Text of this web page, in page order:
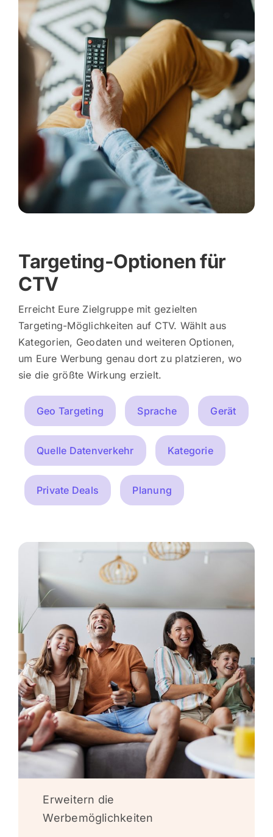
Targeting-Optionen für
CTV
Erreicht Eure Zielgruppe mit gezielten
Targeting-Möglichkeiten auf CTV. Wählt aus
Kategorien, Geodaten und weiteren Optionen,
um Eure Werbung genau dort zu platzieren, wo
sie die größte Wirkung erzielt.
Geo Targeting Sprache Gerät
Quelle Datenverkehr Kategorie
Private Deals Planung
Erweitern die
Werbemöglichkeiten